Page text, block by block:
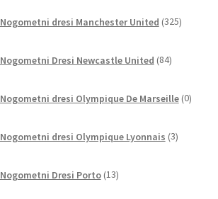
Nogometni dresi Manchester United 325izdelkov
Nogometni Dresi Newcastle United 84izdelkov
Nogometni dresi Olympique De Marseille 0
Nogometni dresi Olympique Lyonnais 3izdelki
Nogometni Dresi Porto 13izdelkov